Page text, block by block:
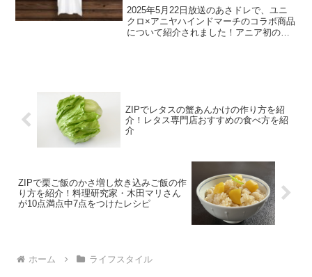
ーチなど】
2025年5月22日放送のあさドレで、ユニ
クロ×アニヤハインドマーチのコラボ商品
について紹介されました！アニア初の夏
ZIPでレタスの蟹あんかけの作り方を紹
介！レタス専門店おすすめの食べ方を紹
介
ZIPで栗ご飯のかさ増し炊き込みご飯の作
り方を紹介！料理研究家・木田マリさん
が10点満点中7点をつけたレシピ
ホーム ライフスタイル